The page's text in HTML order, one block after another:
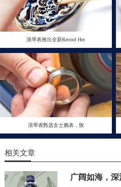
浪琴表推出全新Record Her
浪琴表甄选女士腕表，致
相关文章